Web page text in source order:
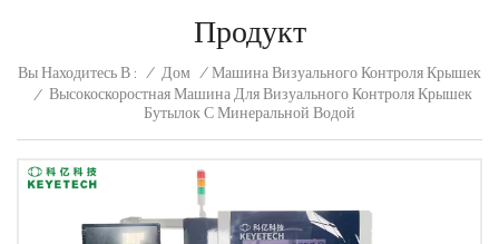
Продукт
Вы Находитесь В : / Дом / Машина Визуального Контроля Крышек
/ Высокоскоростная Машина Для Визуального Контроля Крышек
Бутылок С Минеральной Водой